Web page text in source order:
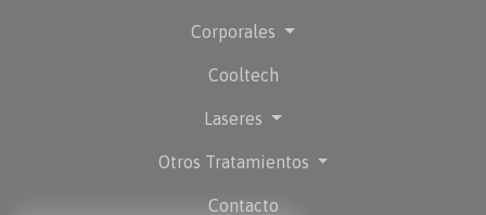
Corporales
Cooltech
Laseres
Otros Tratamientos
Contacto